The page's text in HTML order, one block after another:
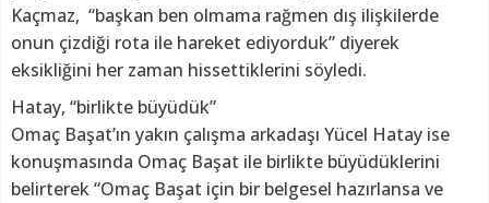
Kaçmaz, “başkan ben olmama rağmen dış ilişkilerde
onun çizdiği rota ile hareket ediyorduk” diyerek
eksikliğini her zaman hissettiklerini söyledi.
Hatay, “birlikte büyüdük”
Omaç Başat’ın yakın çalışma arkadaşı Yücel Hatay ise
konuşmasında Omaç Başat ile birlikte büyüdüklerini
belirterek “Omaç Başat için bir belgesel hazırlansa ve